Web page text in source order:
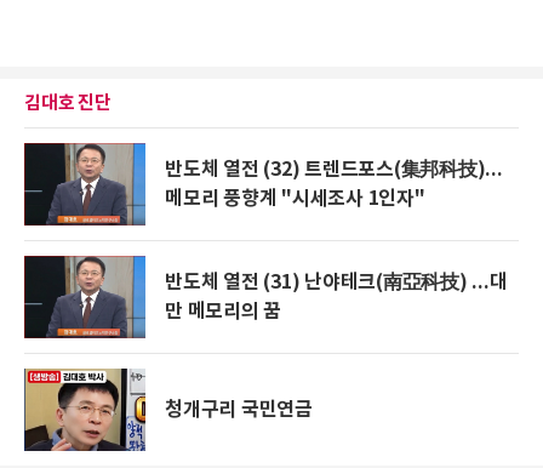
김대호 진단
반도체 열전 (32) 트렌드포스(集邦科技)...
메모리 풍향계 "시세조사 1인자"
반도체 열전 (31) 난야테크(南亞科技) ...대
만 메모리의 꿈
청개구리 국민연금